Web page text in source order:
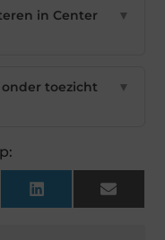
in Center
▼
onder toezicht
▼
LinkedIn Email